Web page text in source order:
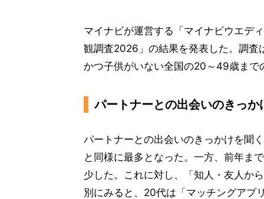
マイナビが運営する「マイナビウエデ
観調査2026」の結果を発表した。調
かつ子供がいない全国の20～49歳ま
パートナーとの出会いのきっか
パートナーとの出会いのきっかけを聞
と同様に最多となった。一方、前年ま
少した。これに対し、「知人・友人か
別にみると、20代は「マッチングアプ